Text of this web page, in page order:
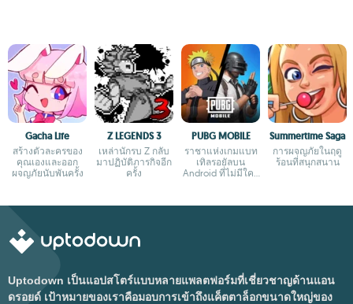
Gacha Life
สร้างตัวละครของ
คุณเองและออก
ผจญภัยนับพันครั้ง
Z LEGENDS 3
เหล่านักรบ Z กลับ
มาปฏิบัติภารกิจอีก
ครั้ง
PUBG MOBILE
ราชาแห่งเกมแบท
เทิลรอยัลบน
Android ที่ไม่มีใคร
Summertime Saga
การผจญภัยในฤดู
ร้อนที่สนุกสนาน
Uptodown เป็นแอปสโตร์แบบหลายแพลตฟอร์มที่เชี่ยวชาญด้านแอน
ดรอยด์ เป้าหมายของเราคือมอบการเข้าถึงแค็ตตาล็อกขนาดใหญ่ของ